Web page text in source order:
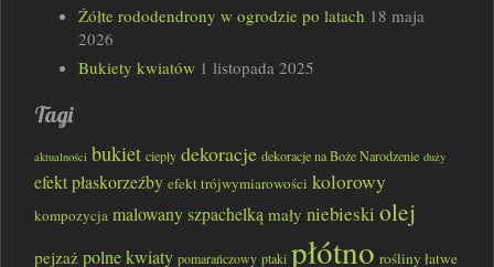
Żółte rododendrony w ogrodzie po latach 18 maja
2026
Bukiety kwiatów 1 listopada 2025
Tagi
aktualności bukiet ciepły dekoracje dekoracje na Boże Narodzenie duży
efekt płaskorzeźby efekt trójwymiarowości kolorowy
kompozycja malowany szpachelką mały niebieski olej
pejzaż polne kwiaty pomarańczowy ptaki płótno rośliny łatwe